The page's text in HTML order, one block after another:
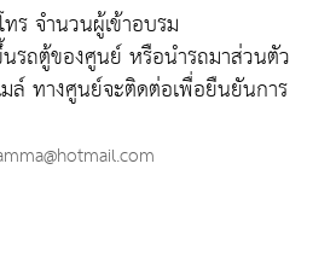
ร จำนวนผู้เข้าอบรม
นรถตู้ของศูนย์ หรือนำรถมาส่วนตัว
ล์ ทางศูนย์จะติดต่อเพื่อยืนยันการ